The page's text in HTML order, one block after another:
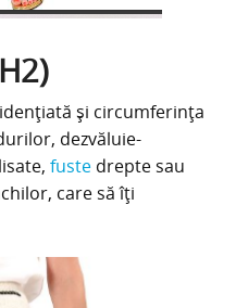
și circumferința
dezvăluie-
fustedrepte sau
care să îți